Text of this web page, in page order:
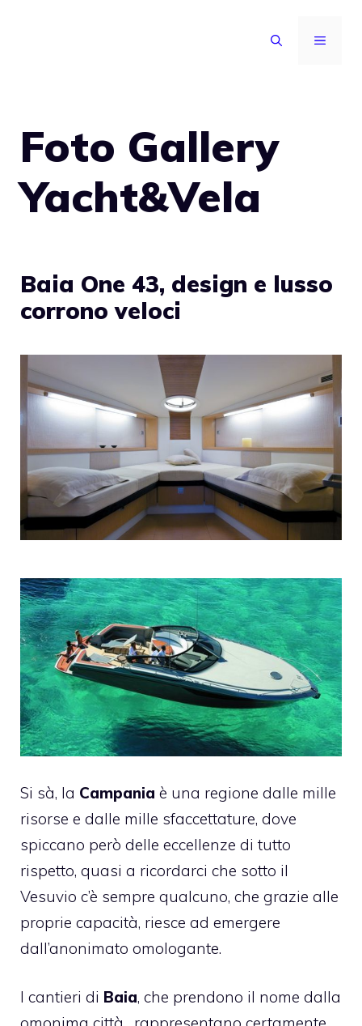
MENU
Foto Gallery
Yacht&Vela
Baia One 43, design e lusso
corrono veloci
Si sà, la Campania è una regione dalle mille
risorse e dalle mille sfaccettature, dove
spiccano però delle eccellenze di tutto
rispetto, quasi a ricordarci che sotto il
Vesuvio c’è sempre qualcuno, che grazie alle
proprie capacità, riesce ad emergere
dall’anonimato omologante.
I cantieri di Baia, che prendono il nome dalla